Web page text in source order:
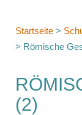
Startseite >
> Römische
(2)